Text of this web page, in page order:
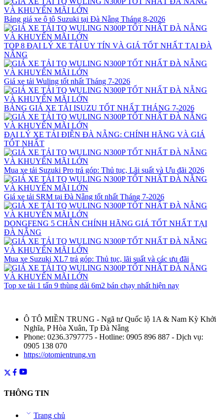
Bảng giá xe ô tô Suzuki tại Đà Nẵng Tháng 8-2026
TOP 8 ĐẠI LÝ XE TẢI UY TÍN VÀ GIÁ TỐT NHẤT TẠI ĐÀ
NẴNG
Giá xe tải Wuling tốt nhất Tháng 7-2026
BẢNG GIÁ XE TẢI ISUZU TỐT NHẤT THÁNG 7-2026
ĐẠI LÝ XE TẢI ĐIỆN ĐÀ NẴNG: CHÍNH HÃNG VÀ GIÁ
TỐT NHẤT
Mua xe tải Suzuki Pro trả góp: Thủ tục, Lãi suất và Ưu đãi 2026
Giá xe tải SRM tại Đà Nẵng tốt nhất Tháng 7-2026
DONGFENG 5 CHÂN CHÍNH HÃNG GIÁ TỐT NHẤT TẠI
ĐÀ NẴNG
Mua xe Suzuki XL7 trả góp: Thủ tục, lãi suất và các ưu đãi
Top xe tải 1 tấn 9 thùng dài 6m2 bán chạy nhất hiện nay
Ô TÔ MIỀN TRUNG - Ngã tư Quốc lộ 1A & Nam Kỳ Khởi
Nghĩa, P Hòa Xuân, Tp Đà Nẵng
Phone: 0236.3797775 - Hotline: 0905 896 887 - Dịch vụ:
0905 138 070
https://otomientrung.vn
THÔNG TIN
Trang chủ